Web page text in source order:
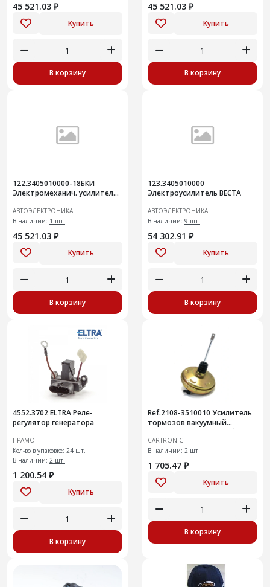
45 521.03 ₽
Купить
В корзину
45 521.03 ₽
Купить
В корзину
122.3405010000-18БКИ
Электромеханич. усилитель
122.3405010000-06/07
АВТОЭЛЕКТРОНИКА
В наличии: 1 шт.
45 521.03 ₽
Купить
В корзину
123.3405010000
Электроусилитель ВЕСТА
АВТОЭЛЕКТРОНИКА
В наличии: 9 шт.
54 302.91 ₽
Купить
В корзину
4552.3702 ELTRA Реле-
регулятор генератора
ПРАМО
Кол-во в упаковке: 24 шт.
В наличии: 2 шт.
1 200.54 ₽
Купить
В корзину
Ref.2108-3510010 Усилитель
тормозов вакуумный
Cartronic CRTR0133182 без
ГТЦ
CARTRONIC
В наличии: 2 шт.
1 705.47 ₽
Купить
В корзину